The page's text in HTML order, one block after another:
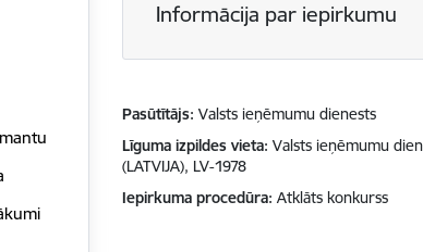
Informācija par iepirkumu
Pasūtītājs Valsts ieņēmumu dienests
Līguma izpildes vieta Valsts ieņēmumu
(LATVIJA), LV-1978
Iepirkuma procedūra Atklāts konkurss